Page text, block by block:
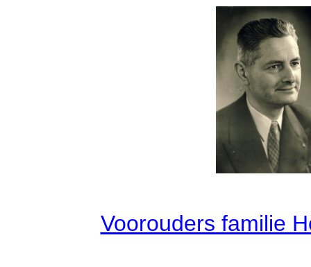
Voorouders familie